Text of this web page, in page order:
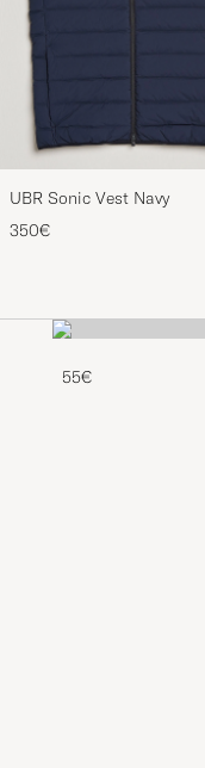
UBR Sonic Vest Navy
350€
55€